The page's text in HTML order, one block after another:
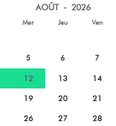
AOÛT - 2026
Mer Jeu Ven
5 6 7
12 13 14
19 20 21
26 27 28